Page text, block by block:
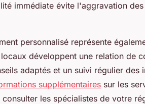
immédiate évite l'aggravation
personnalisé représente
développent une relation de
adaptés et un suivi régulier des
supplémentaires sur les
les spécialistes de votre